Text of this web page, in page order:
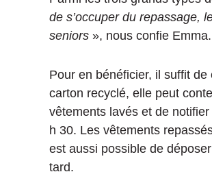
de s’occuper du repassage,
seniors », nous confie Emma.
Pour en bénéficier, il suffit
carton recyclé, elle peut
vêtements lavés et de
h 30. Les vêtements
est aussi possible de
tard.